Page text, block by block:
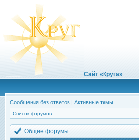
Сайт «Круга»
Сообщения без ответов | Активные темы
Список форумов
Общие форумы